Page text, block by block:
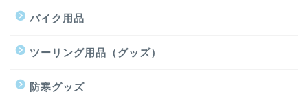
バイク用品
ツーリング用品（グッズ）
防寒グッズ